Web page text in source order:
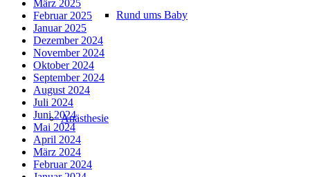
Rund ums Baby
Anästhesie
März 2025
Februar 2025
Januar 2025
Dezember 2024
November 2024
Oktober 2024
September 2024
August 2024
Juli 2024
Juni 2024
Mai 2024
April 2024
März 2024
Februar 2024